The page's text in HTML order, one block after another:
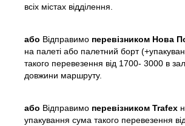
всіх містах відділення.
або Відправимо перевізником Нова
на палеті або палетний борт
такого перевезення від 1700- 3000 в
довжини маршруту.
або Відправимо перевізником Trafex
упакування сума такого перевезення